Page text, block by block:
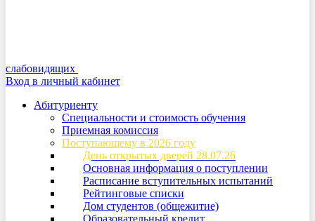
слабовидящих
Вход в личный кабинет
Абитуриенту
Специальности и стоимость обучения
Приемная комиссия
Поступающему в 2026 году
День открытых дверей 28.07.26
Основная информация о поступлении
Расписание вступительных испытаний
Рейтинговые списки
Дом студентов (общежитие)
Образовательный кредит